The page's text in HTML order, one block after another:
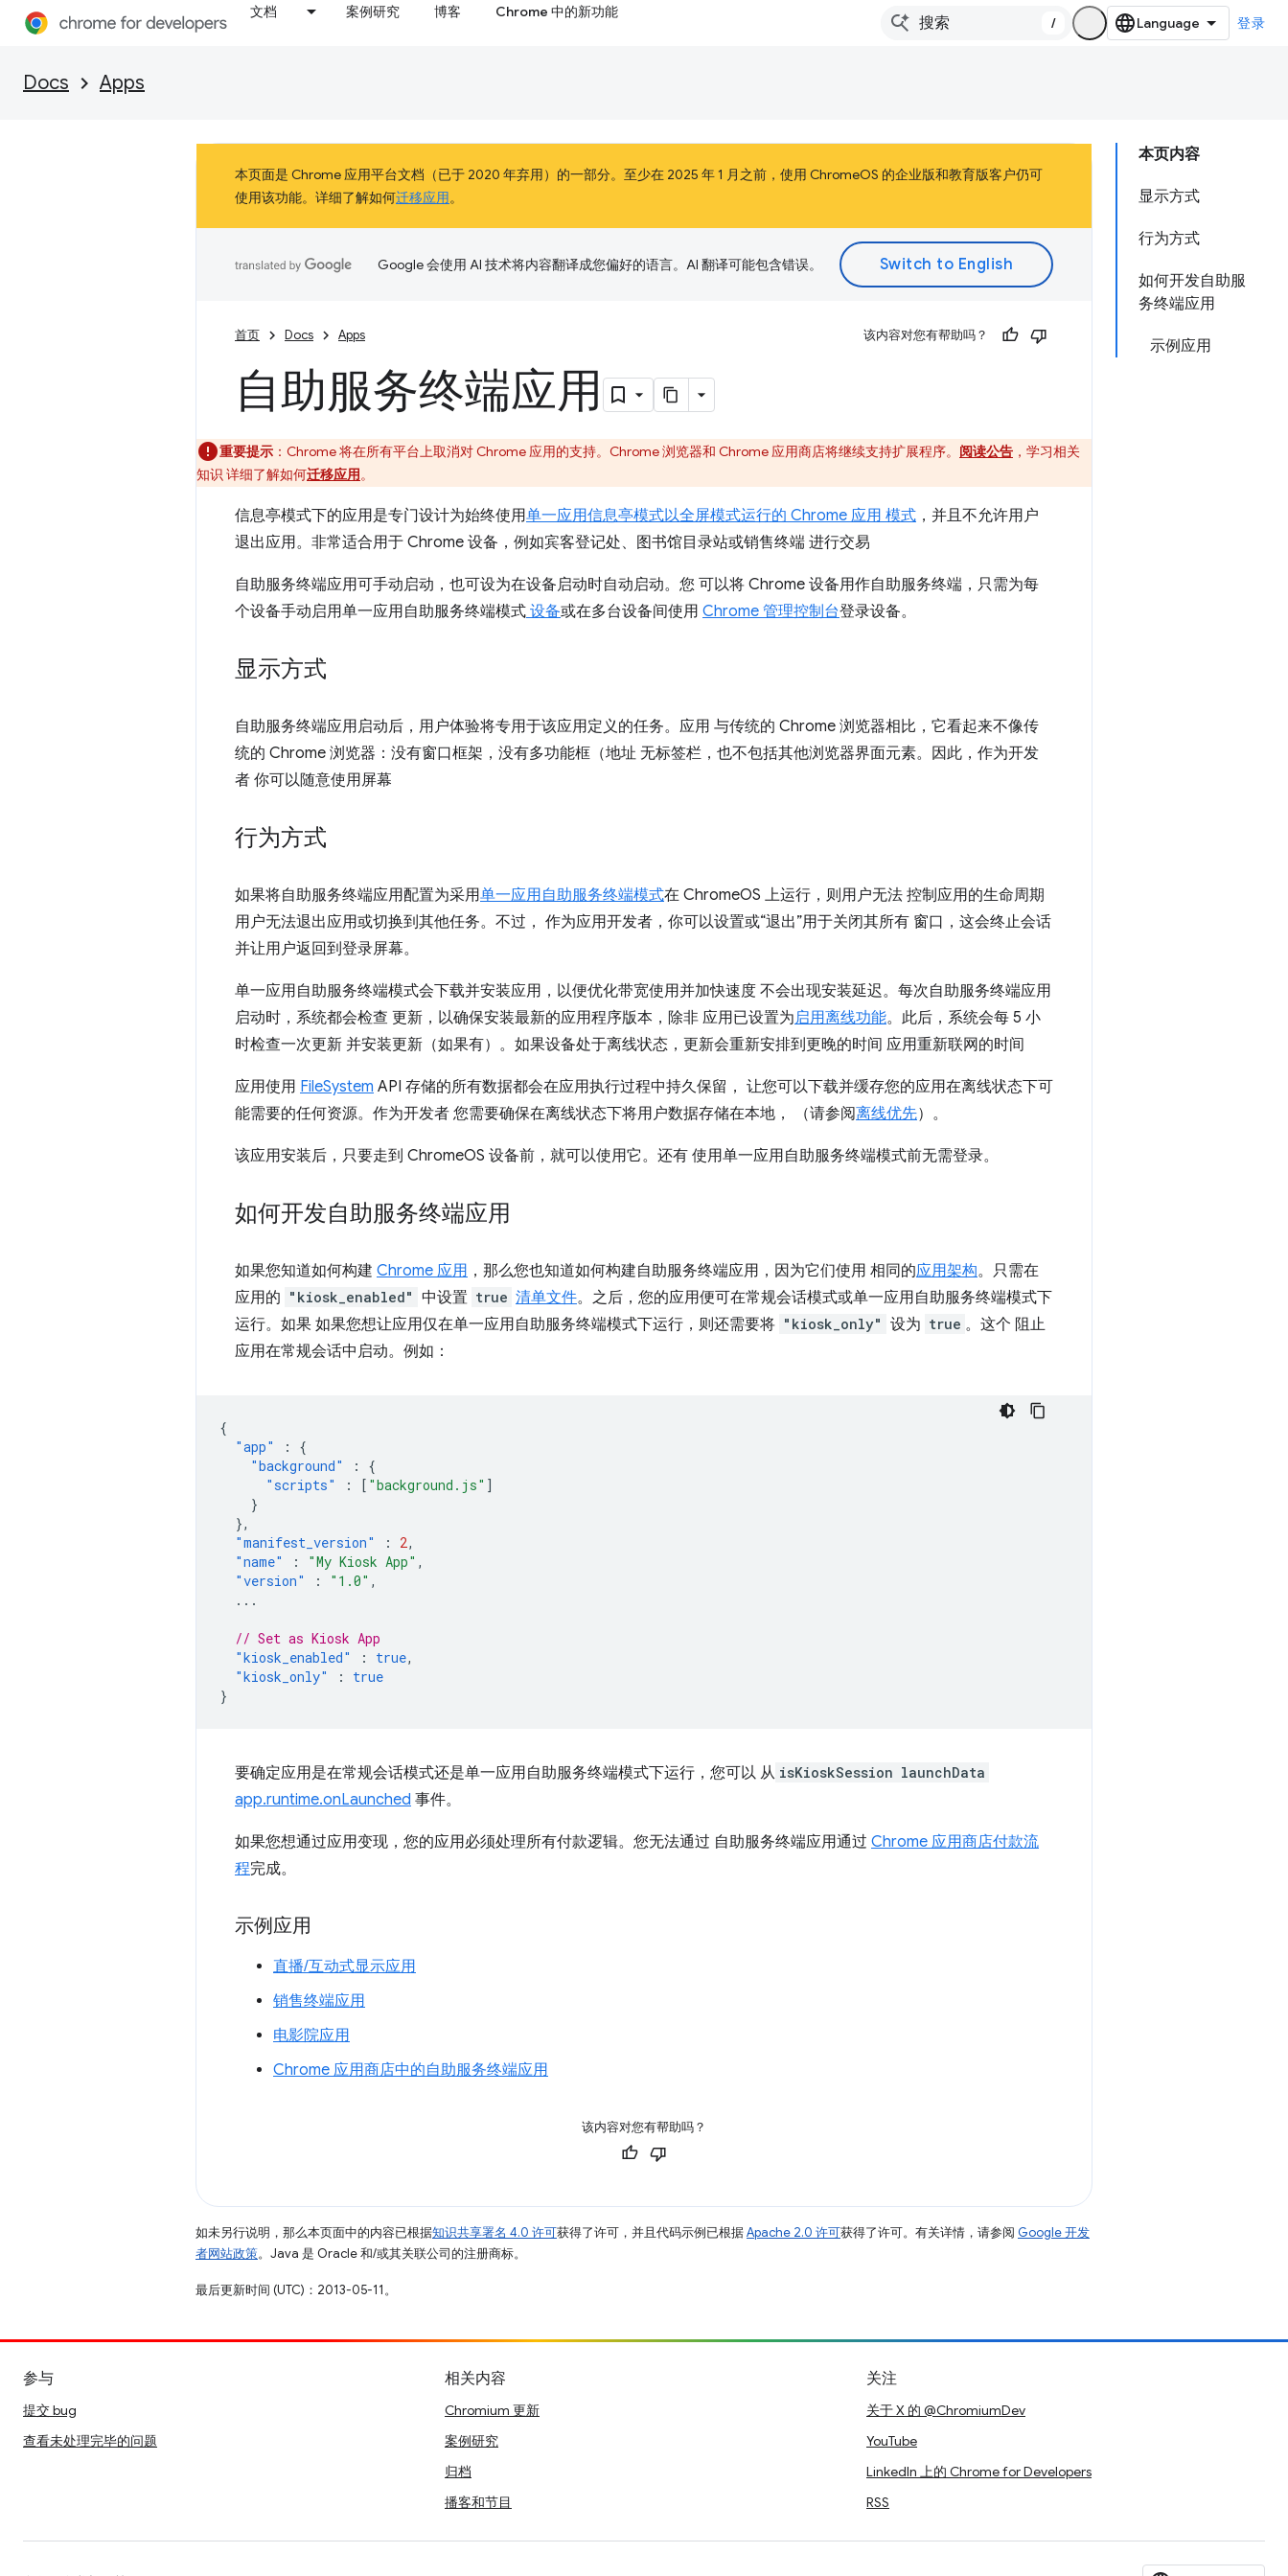
文档 案例研究 博客 Chrome 中的新功能
/ 登录
Docs Apps
本页内容
显示方式
行为方式
如何开发自助服
务终端应用
示例应用
本页面是 Chrome 应用平台文档（已于 2020 年弃用）的一部分。至少在 2025 年 1 月之前，使用 ChromeOS 的企业版和教育版客户仍可
使用该功能。详细了解如何迁移应用。
Google 会使用 AI 技术将内容翻译成您偏好的语言。AI 翻译可能包含错误。
首页 Docs Apps 该内容对您有帮助吗？
自助服务终端应用
重要提示 ：Chrome 将在所有平台上取消对 Chrome 应用的支持。Chrome 浏览器和 Chrome 应用商店将继续支持扩展程序。 阅读公告 ，学习相关
知识 详细了解如何迁移应用。
信息亭模式下的应用是专门设计为始终使用单一应用信息亭模式以全屏模式运行的 Chrome 应用 模式 ，并且不允许用户
退出应用。非常适合用于 Chrome 设备，例如宾客登记处、图书馆目录站或销售终端 进行交易
自助服务终端应用可手动启动，也可设为在设备启动时自动启动。您 可以将 Chrome 设备用作自助服务终端，只需为每
个设备手动启用单一应用自助服务终端模式 设备或在多台设备间使用 Chrome 管理控制台登录设备。
显示方式
自助服务终端应用启动后，用户体验将专用于该应用定义的任务。应用 与传统的 Chrome 浏览器相比，它看起来不像传
统的 Chrome 浏览器：没有窗口框架，没有多功能框（地址 无标签栏，也不包括其他浏览器界面元素。因此，作为开发
者 你可以随意使用屏幕
行为方式
如果将自助服务终端应用配置为采用单一应用自助服务终端模式在 ChromeOS 上运行，则用户无法 控制应用的生命周期
用户无法退出应用或切换到其他任务。不过， 作为应用开发者，你可以设置或“退出”用于关闭其所有 窗口，这会终止会话
并让用户返回到登录屏幕。
单一应用自助服务终端模式会下载并安装应用，以便优化带宽使用并加快速度 不会出现安装延迟。每次自助服务终端应用
启动时，系统都会检查 更新，以确保安装最新的应用程序版本，除非 应用已设置为启用离线功能。此后，系统会每 5 小
时检查一次更新 并安装更新（如果有）。如果设备处于离线状态，更新会重新安排到更晚的时间 应用重新联网的时间
应用使用 FileSystem API 存储的所有数据都会在应用执行过程中持久保留， 让您可以下载并缓存您的应用在离线状态下可
能需要的任何资源。作为开发者 您需要确保在离线状态下将用户数据存储在本地， （请参阅离线优先）。
该应用安装后，只要走到 ChromeOS 设备前，就可以使用它。还有 使用单一应用自助服务终端模式前无需登录。
如何开发自助服务终端应用
如果您知道如何构建 Chrome 应用 ，那么您也知道如何构建自助服务终端应用，因为它们使用 相同的应用架构。只需在
应用的 "kiosk_enabled" 中设置 true 清单文件。之后，您的应用便可在常规会话模式或单一应用自助服务终端模式下
运行。如果 如果您想让应用仅在单一应用自助服务终端模式下运行，则还需要将 "kiosk_only" 设为 true 。这个 阻止
应用在常规会话中启动。例如：
{
"app"
:
{
"background"
:
{
"scripts"
: [ "background.js" ]
}
},
"manifest_version"
: 2,
"name"
: "My Kiosk App" ,
"version"
: "1.0" ,
...
// Set as Kiosk App
"kiosk_enabled"
: true,
"kiosk_only"
:
true
}
要确定应用是在常规会话模式还是单一应用自助服务终端模式下运行，您可以 从 isKioskSession launchData
app.runtime.onLaunched 事件。
如果您想通过应用变现，您的应用必须处理所有付款逻辑。您无法通过 自助服务终端应用通过 Chrome 应用商店付款流
程完成。
示例应用
直播/互动式显示应用
销售终端应用
电影院应用
Chrome 应用商店中的自助服务终端应用
该内容对您有帮助吗？
如未另行说明，那么本页面中的内容已根据知识共享署名 4.0 许可获得了许可，并且代码示例已根据Apache 2.0 许可获得了许可。有关详情，请参阅 Google 开发
者网站政策。Java 是 Oracle 和/或其关联公司的注册商标。
最后更新时间 (UTC)：2013-05-11。
参与
提交 bug
查看未处理完毕的问题
相关内容
Chromium 更新
案例研究
归档
播客和节目
关注
关于 X 的 @ChromiumDev
YouTube
LinkedIn 上的 Chrome for Developers
RSS